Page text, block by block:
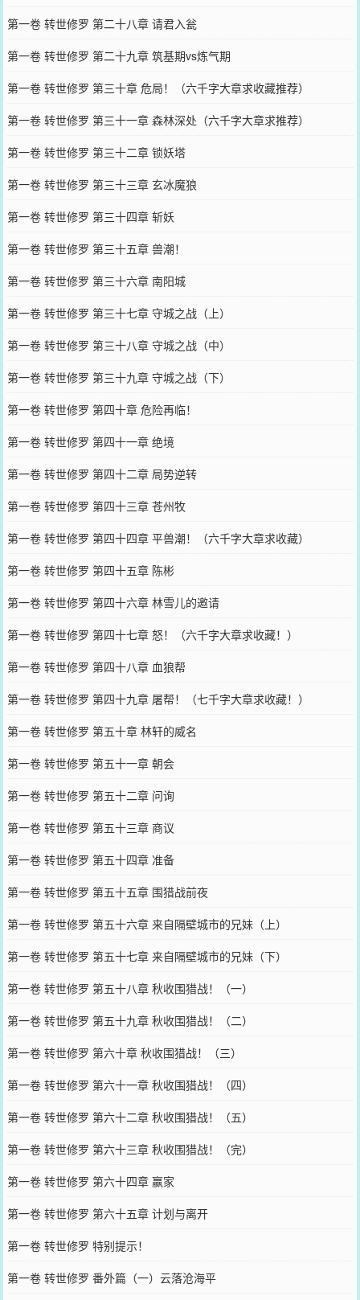
第一卷 转世修罗 第二十八章 请君入瓮
第一卷 转世修罗 第二十九章 筑基期vs炼气期
第一卷 转世修罗 第三十章 危局！（六千字大章求收藏推荐）
第一卷 转世修罗 第三十一章 森林深处（六千字大章求推荐）
第一卷 转世修罗 第三十二章 锁妖塔
第一卷 转世修罗 第三十三章 玄冰魔狼
第一卷 转世修罗 第三十四章 斩妖
第一卷 转世修罗 第三十五章 兽潮！
第一卷 转世修罗 第三十六章 南阳城
第一卷 转世修罗 第三十七章 守城之战（上）
第一卷 转世修罗 第三十八章 守城之战（中）
第一卷 转世修罗 第三十九章 守城之战（下）
第一卷 转世修罗 第四十章 危险再临！
第一卷 转世修罗 第四十一章 绝境
第一卷 转世修罗 第四十二章 局势逆转
第一卷 转世修罗 第四十三章 苍州牧
第一卷 转世修罗 第四十四章 平兽潮！（六千字大章求收藏）
第一卷 转世修罗 第四十五章 陈彬
第一卷 转世修罗 第四十六章 林雪儿的邀请
第一卷 转世修罗 第四十七章 怒！（六千字大章求收藏！）
第一卷 转世修罗 第四十八章 血狼帮
第一卷 转世修罗 第四十九章 屠帮！（七千字大章求收藏！）
第一卷 转世修罗 第五十章 林轩的威名
第一卷 转世修罗 第五十一章 朝会
第一卷 转世修罗 第五十二章 问询
第一卷 转世修罗 第五十三章 商议
第一卷 转世修罗 第五十四章 准备
第一卷 转世修罗 第五十五章 围猎战前夜
第一卷 转世修罗 第五十六章 来自隔壁城市的兄妹（上）
第一卷 转世修罗 第五十七章 来自隔壁城市的兄妹（下）
第一卷 转世修罗 第五十八章 秋收围猎战！（一）
第一卷 转世修罗 第五十九章 秋收围猎战！（二）
第一卷 转世修罗 第六十章 秋收围猎战！（三）
第一卷 转世修罗 第六十一章 秋收围猎战！（四）
第一卷 转世修罗 第六十二章 秋收围猎战！（五）
第一卷 转世修罗 第六十三章 秋收围猎战！（完）
第一卷 转世修罗 第六十四章 赢家
第一卷 转世修罗 第六十五章 计划与离开
第一卷 转世修罗 特别提示！
第一卷 转世修罗 番外篇（一）云落沧海平